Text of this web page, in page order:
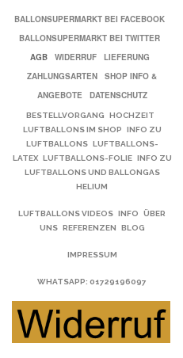
BALLONSUPERMARKT BEI FACEBOOK
BALLONSUPERMARKT BEI TWITTER
AGB
WIDERRUF
LIEFERUNG
ZAHLUNGSARTEN
SHOP INFO &
ANGEBOTE
DATENSCHUTZ
BESTELLVORGANG
HOCHZEIT
LUFTBALLONS IM SHOP
INFO ZU
LUFTBALLONS LUFTBALLONS-
LATEX LUFTBALLONS-FOLIE INFO ZU
LUFTBALLONS UND BALLONGAS
HELIUM
LUFTBALLONS VIDEOS INFO
ÜBER
UNS REFERENZEN BLOG
IMPRESSUM
WHATSAPP: 01729196097